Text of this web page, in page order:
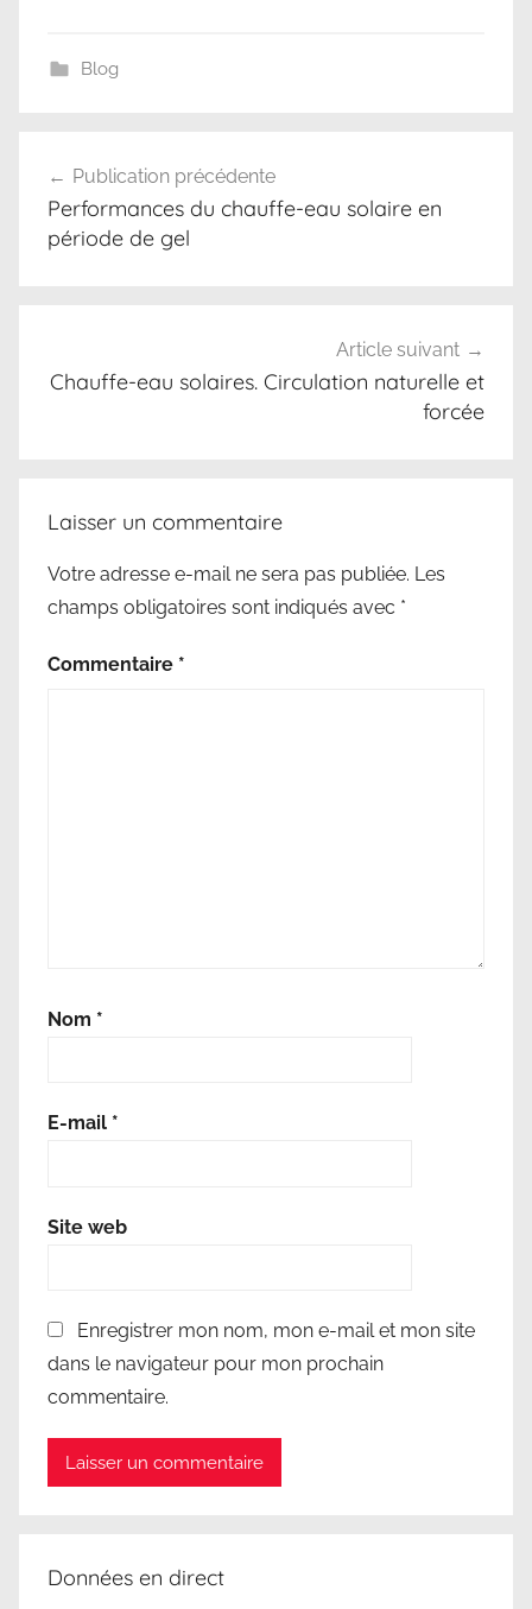
Blog
e
c
é
c
o
,
o
c
o
l
i
e
de
l’article
Publication précédente
Performances du chauffe-eau solaire en
période de gel
Article suivant
Chauffe-eau solaires. Circulation naturelle et
forcée
Laisser un commentaire
Votre adresse e-mail ne sera pas publiée. Les
champs obligatoires sont indiqués avec *
Commentaire *
Nom *
E-mail *
Site web
Enregistrer mon nom, mon e-mail et mon site
dans le navigateur pour mon prochain
commentaire.
Données en direct